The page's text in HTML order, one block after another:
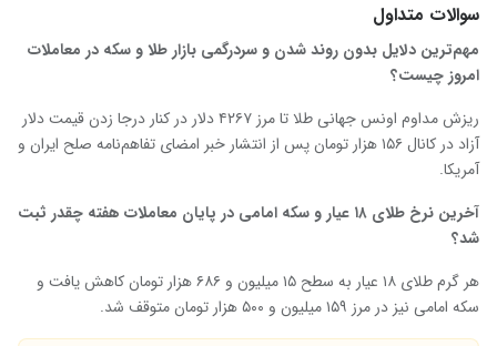
سوالات متداول
مهم‌ترین دلایل بدون روند شدن و سردرگمی بازار طلا و سکه در معاملات
امروز چیست؟
ریزش مداوم اونس جهانی طلا تا مرز ۴۲۶۷ دلار در کنار درجا زدن قیمت دلار
آزاد در کانال ۱۵۶ هزار تومان پس از انتشار خبر امضای تفاهم‌نامه صلح ایران و
آمریکا.
آخرین نرخ طلای ۱۸ عیار و سکه امامی در پایان معاملات هفته چقدر ثبت
شد؟
هر گرم طلای ۱۸ عیار به سطح ۱۵ میلیون و ۶۸۶ هزار تومان کاهش یافت و
سکه امامی نیز در مرز ۱۵۹ میلیون و ۵۰۰ هزار تومان متوقف شد.